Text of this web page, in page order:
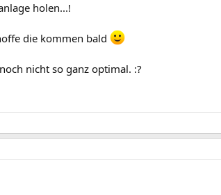
holen...!
die kommen bald
nicht so ganz optimal. :?